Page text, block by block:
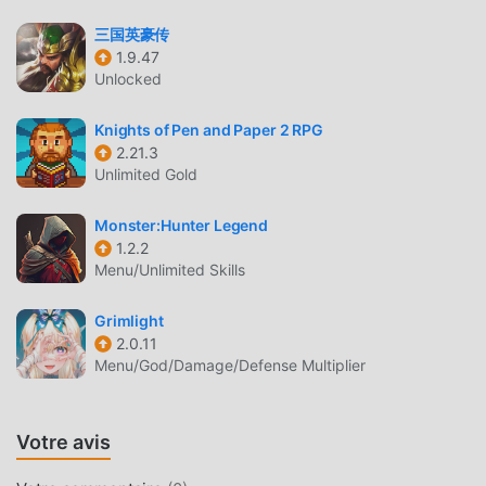
non seulement la dernière version de AFK Magic TD
0.35.0 gratuitement, mais fournit également Freemod
gratuitement, vous aidant à enregistrer la tâche mécanique
concentrer profiter de la joie apportée par le jeu lui-même.
moddroid promet que tout mod AFK Magic TD ne facturera
aucun frais aux joueurs, et il est 100% sûr, disponible et
gratuit à installer. Téléchargez simplement le client
moddroid, vous pouvez télécharger et installer AFK Magic
TD 0.35.0 en un seul clic. Qu'attendez-vous, téléchargez
JEU UNIQUE
AFK Magic TD En tant que jeu rpg populaire, son gameplay
travers le monde. Contrairement aux jeux rpg
traditionnels, dans AFK Magic TD , vous n'avez qu'à suivre
三国英豪传
1.9.47
Unlocked
Knights of Pen and Paper 2 RPG
2.21.3
Unlimited Gold
Monster:Hunter Legend
1.2.2
Menu/Unlimited Skills
Grimlight
2.0.11
Menu/God/Damage/Defense Multiplier
Votre avis